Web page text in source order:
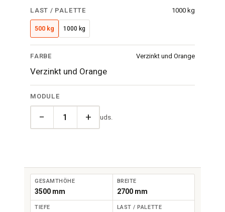
LAST / PALETTE 1000 kg
500 kg 1000 kg
FARBE Verzinkt und Orange
Verzinkt und Orange
MODULE
− + uds.
GESAMTHÖHE
3500 mm
BREITE
2700 mm
TIEFE LAST / PALETTE